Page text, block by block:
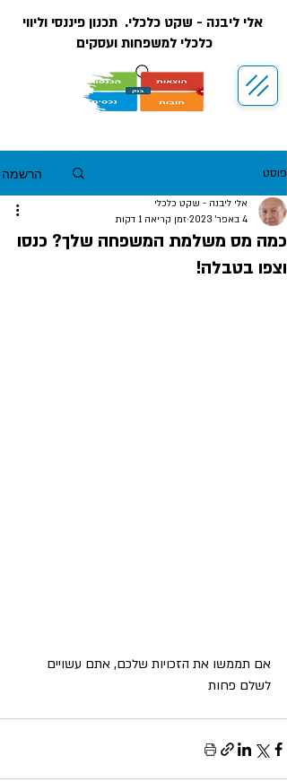
אלי ליבנה - שקט כלכלי. תכנון פיננסי וליווי
כלכלי למשפחות ועסקים
פוסט הרשמה
כמה מס משלמת המשפחה שלך? כנסו
וצפו בטבלה!
אלי ליבנה - שקט כלכלי
4 באפר׳ 2023
זמן קריאה 1 דקות
אם תממשו את הזכויות שלכם, אתם עשויים
לשלם פחות